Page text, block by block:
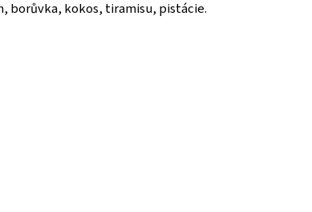
borůvka, kokos, tiramisu, pistácie.